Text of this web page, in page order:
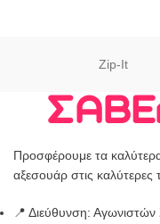
Zip-It
Προσφέρουμε τα
αξεσουάρ στις καλύτερες
📍 Διεύθυνση: Αγωνιστών